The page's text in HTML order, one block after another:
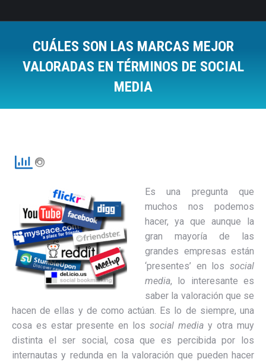
CUÁLES SON LAS MARCAS MEJOR
VALORADAS EN TÉRMINOS DE SOCIAL
MEDIA
Es una pregunta que
muchos nos podemos
hacer, ya que aunque la
gran mayoría de las
grandes empresas están
‘presentes’ en los social
media, lo interesante es
saber la valoración que se
hacen de ellas y de como actúan. Es lo de siempre, una
cosa es estar presente en los social media y otra muy
distinta el ser social, cosa que es percibida por los
internautas y redunda en la valoración que pueden hacer